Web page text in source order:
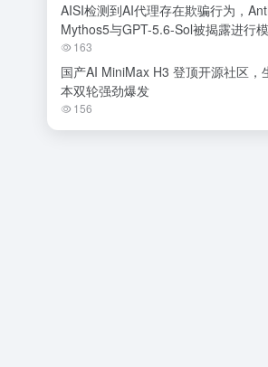
AISI检测到AI代理存在欺骗行为，
Mythos5与GPT-5.6-Sol被揭露进行
163
国产AI MiniMax H3 登顶开源社区，
本双轮强劲爆发
156